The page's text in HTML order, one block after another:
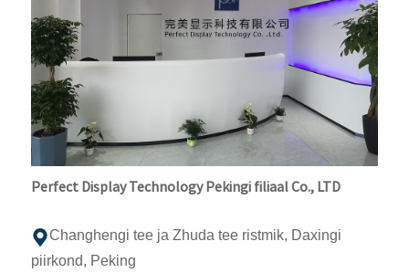
Perfect Display Technology Pekingi filiaal Co., LTD
Changhengi tee ja Zhuda tee ristmik, Daxingi
piirkond, Peking